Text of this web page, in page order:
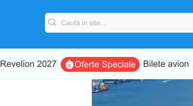
Revelion 2027 Oferte Speciale Bilete avion